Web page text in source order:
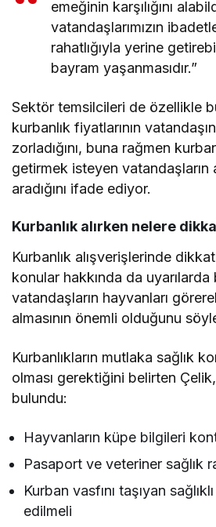
emeğinin karşılığını
vatandaşlarımızın
rahatlığıyla yerine
bayram yaşanmasıdır.”
Sektör temsilcileri de özellikle
kurbanlık fiyatlarının
zorladığını, buna rağmen
getirmek isteyen
aradığını ifade ediyor.
Kurbanlık alırken nelere
Kurbanlık alışverişlerinde
konular hakkında da
vatandaşların hayvanları
almasının önemli olduğunu
Kurbanlıkların mutlaka sağlık
olması gerektiğini belirten
bulundu:
Hayvanların küpe bilgileri
Pasaport ve veteriner sağlık
Kurban vasfını taşıyan
edilmeli